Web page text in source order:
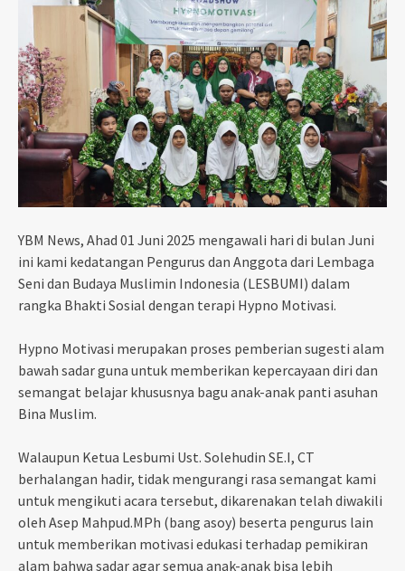
YBM News, Ahad 01 Juni 2025 mengawali hari di bulan Juni
ini kami kedatangan Pengurus dan Anggota dari Lembaga
Seni dan Budaya Muslimin Indonesia (LESBUMI) dalam
rangka Bhakti Sosial dengan terapi Hypno Motivasi.
Hypno Motivasi merupakan proses pemberian sugesti alam
bawah sadar guna untuk memberikan kepercayaan diri dan
semangat belajar khususnya bagu anak-anak panti asuhan
Bina Muslim.
Walaupun Ketua Lesbumi Ust. Solehudin SE.I, CT
berhalangan hadir, tidak mengurangi rasa semangat kami
untuk mengikuti acara tersebut, dikarenakan telah diwakili
oleh Asep Mahpud.MPh (bang asoy) beserta pengurus lain
untuk memberikan motivasi edukasi terhadap pemikiran
alam bahwa sadar agar semua anak-anak bisa lebih